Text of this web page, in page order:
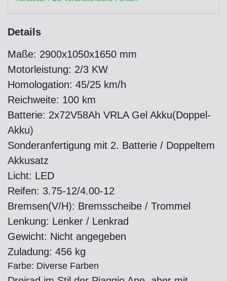
Details
Maße: 2900x1050x1650 mm
Motorleistung: 2/3 KW
Homologation: 45/25 km/h
Reichweite: 100 km
Batterie: 2x72V58Ah VRLA Gel Akku(Doppel-
Akku)
Sonderanfertigung mit 2. Batterie / Doppeltem
Akkusatz
Licht: LED
Reifen: 3.75-12/4.00-12
Bremsen(V/H): Bremsscheibe / Trommel
Lenkung: Lenker / Lenkrad
Gewicht: Nicht angegeben
Zuladung: 456 kg
Farbe: Diverse Farben